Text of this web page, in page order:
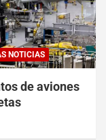
NOTICIAS
de aviones